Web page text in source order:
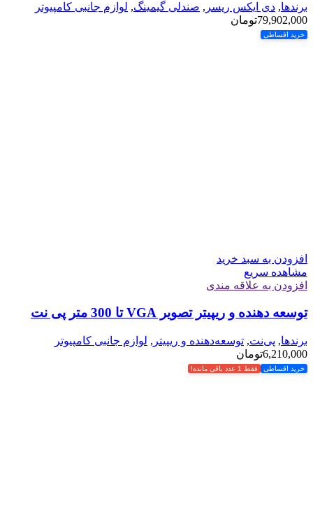
برندها, دی ایکس ریسر , صندلی گیمینگ, لوازم جانبی کامپیوتر
79,902,000تومان
خرید اقساطی
افزودن به سبد خرید
مشاهده سریع
افزودن به علاقه مندی
توسعه دهنده و ریپیتر تصویر VGA تا 300 متر پی نت
برندها, پی‌نت, توسعه‌دهنده و ریپیتر , لوازم جانبی کامپیوتر
6,210,000تومان
خرید اقساطی فقط 1 عدد باقی مانده!